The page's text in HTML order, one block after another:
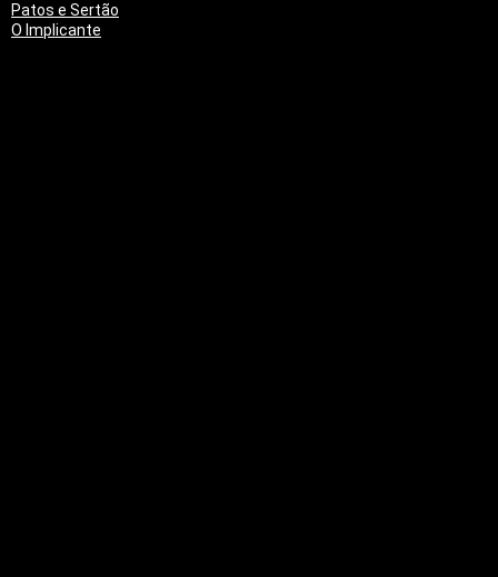
Patos e Sertão
O Implicante